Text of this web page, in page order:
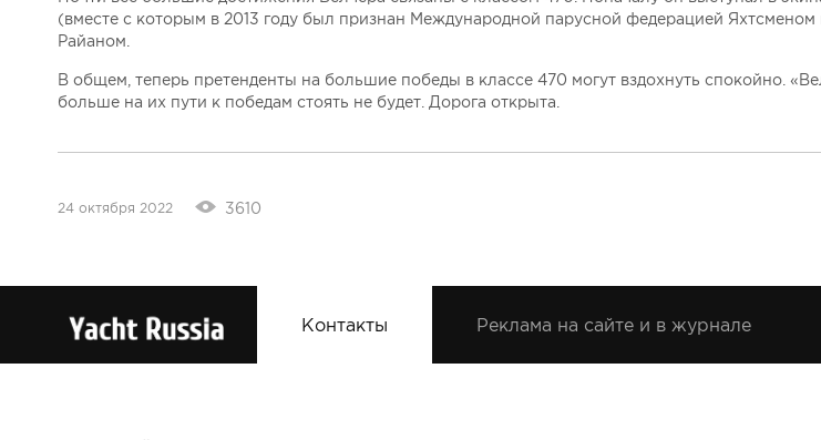
(вместе с которым в 2013 году был признан Международной парусной федерацией Яхтсменом
Райаном.
В общем, теперь претенденты на большие победы в классе 470 могут вздохнуть спокойно.
больше на их пути к победам стоять не будет. Дорога открыта.
3610
24 октября 2022
Контакты Реклама на сайте и в журнале